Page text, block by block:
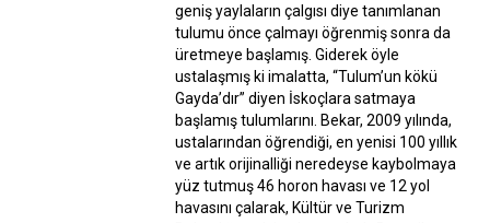
geniş yaylaların çalgısı diye tanımlanan
tulumu önce çalmayı öğrenmiş sonra da
üretmeye başlamış. Giderek öyle
ustalaşmış ki imalatta, “Tulum’un kökü
Gayda’dır” diyen İskoçlara satmaya
başlamış tulumlarını. Bekar, 2009 yılında,
ustalarından öğrendiği, en yenisi 100 yıllık
ve artık orijinalliği neredeyse kaybolmaya
yüz tutmuş 46 horon havası ve 12 yol
havasını çalarak, Kültür ve Turizm